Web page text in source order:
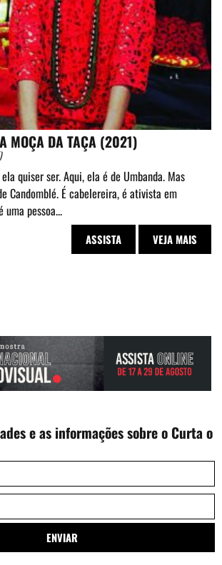
MOÇA DA TAÇA (2021)
quiser ser. Aqui, ela é de Umbanda. Mas
Candomblé. É cabelereira, é ativista em
uma pessoa...
ASSISTA VEJA MAIS
e as informações sobre o Curta o